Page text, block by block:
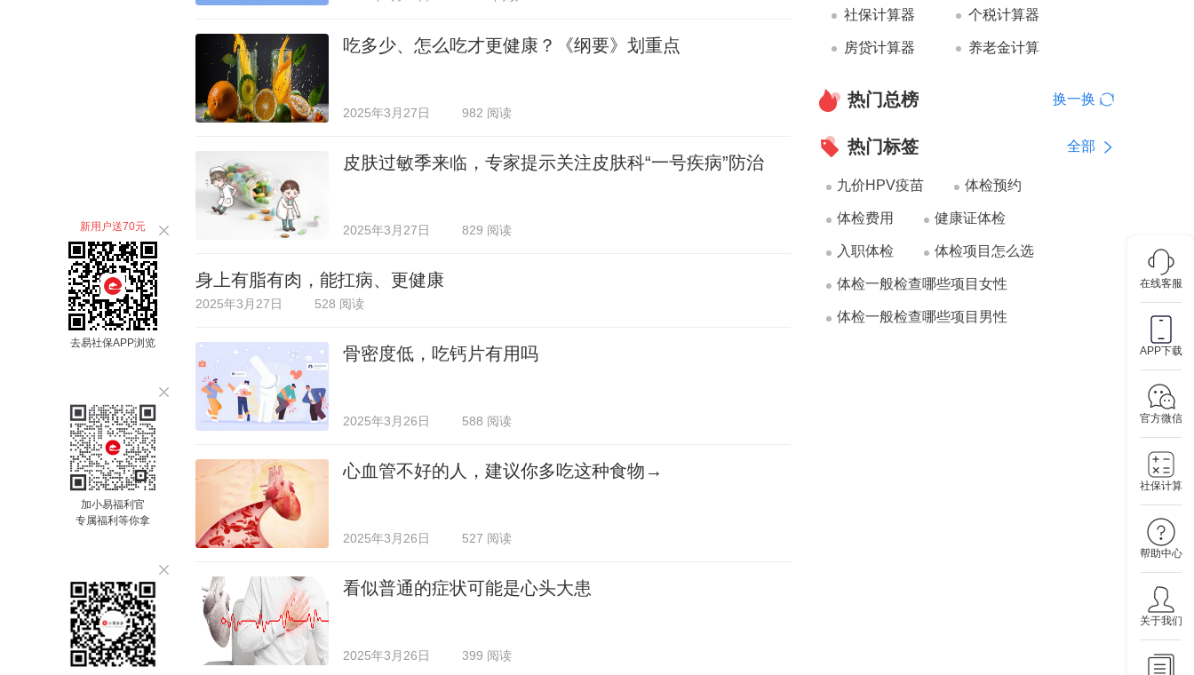
在线客服
APP下载
官方微信
社保计算
帮助中心
关于我们
新用户送70元
去易社保APP浏览
加小易福利官
专属福利等你拿
吃多少、怎么吃才更健康？《纲要》划重点
2025年3月27日 982 阅读
皮肤过敏季来临，专家提示关注皮肤科“一号疾病”防治
2025年3月27日 829 阅读
身上有脂有肉，能扛病、更健康
2025年3月27日 528 阅读
骨密度低，吃钙片有用吗
2025年3月26日 588 阅读
心血管不好的人，建议你多吃这种食物→
2025年3月26日 527 阅读
看似普通的症状可能是心头大患
2025年3月26日 399 阅读
社保计算器 个税计算器
房贷计算器 养老金计算
热门总榜 换一换
热门标签 全部
九价HPV疫苗 体检预约
体检费用 健康证体检
入职体检 体检项目怎么选
体检一般检查哪些项目女性
体检一般检查哪些项目男性